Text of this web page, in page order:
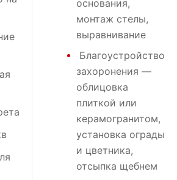
основания,
монтаж стелы,
выравнивание
Благоустройство
захоронения —
облицовка
плиткой или
керамогранитом,
установка ограды
и цветника,
отсыпка щебнем